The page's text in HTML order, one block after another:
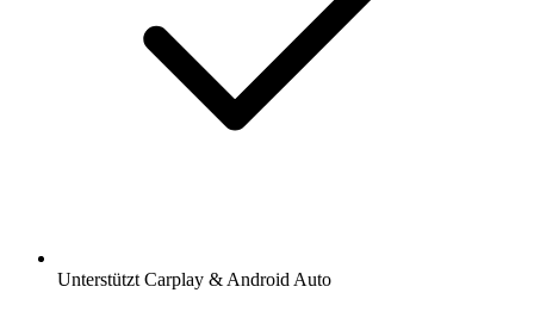
Unterstützt Carplay & Android Auto